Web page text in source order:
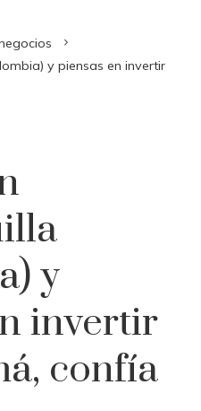
y piensas en invertir
y
invertir
confía